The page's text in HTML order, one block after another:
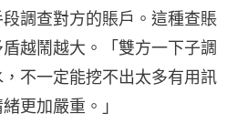
調查對方的賬戶。這種查賬
越鬧越大。「雙方一下子調
不一定能挖不出太多有用訊
更加嚴重。」